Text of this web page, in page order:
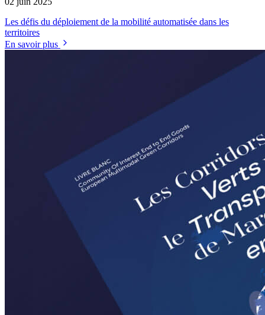
Les défis du déploiement de la mobilité automatisée dans les
territoires
En savoir plus